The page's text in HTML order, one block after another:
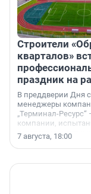
Строители
кварталов»
праздник на
В преддверии Дня
менеджеры
„Терминал-Ресурс“
компании,
осторожного
7 августа, 18:00